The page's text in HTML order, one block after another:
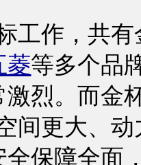
作，共有
菱等多个品
激烈。而金
间更大、
全保障全面